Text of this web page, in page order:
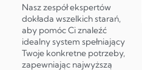
Nasz zespół ekspertów
dokłada wszelkich starań,
aby pomóc Ci znaleźć
idealny system spełniający
Twoje konkretne potrzeby,
zapewniając najwyższą